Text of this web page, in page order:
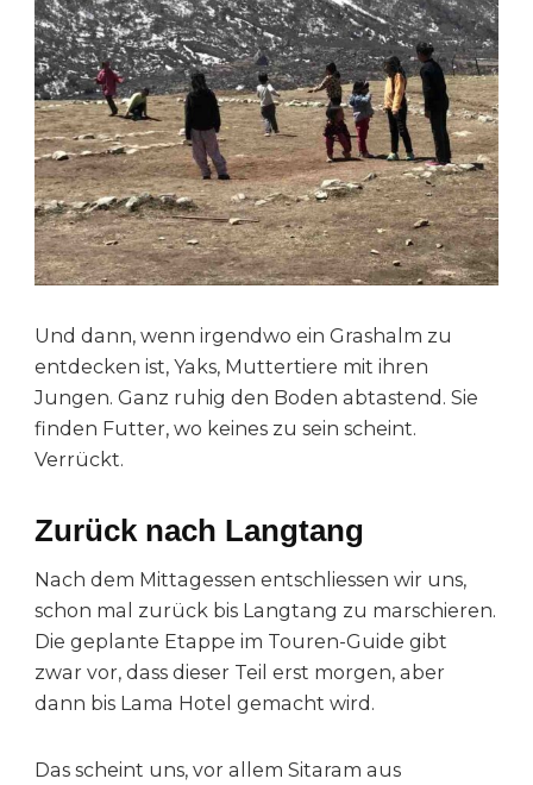
Und dann, wenn irgendwo ein Grashalm zu
entdecken ist, Yaks, Muttertiere mit ihren
Jungen. Ganz ruhig den Boden abtastend. Sie
finden Futter, wo keines zu sein scheint.
Verrückt.
Zurück nach Langtang
Nach dem Mittagessen entschliessen wir uns,
schon mal zurück bis Langtang zu marschieren.
Die geplante Etappe im Touren-Guide gibt
zwar vor, dass dieser Teil erst morgen, aber
dann bis Lama Hotel gemacht wird.
Das scheint uns, vor allem Sitaram aus